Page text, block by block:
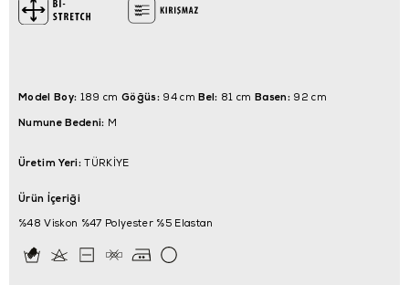
Model Boy: 189 cm Göğüs:94 cmBel: 81 cm Basen:92 cm
Numune Bedeni: M
Üretim Yeri:TÜRKİYE
Ürün İçeriği
%48 Viskon %47 Polyester %5 Elastan